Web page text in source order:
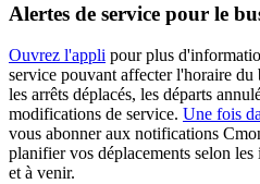
Alertes de service pour le
Ouvrez l'appli pour plus
service pouvant affecter l'horaire
les arrêts déplacés, les départs
modifications de service. Une fois
vous abonner aux notifications
planifier vos déplacements selon
et à venir.